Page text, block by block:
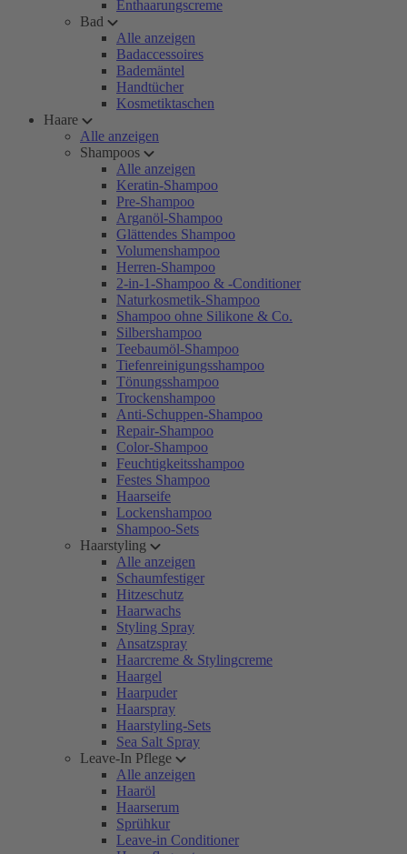
Enthaarungscreme
Bad
Alle anzeigen
Badaccessoires
Bademäntel
Handtücher
Kosmetiktaschen
Haare
Alle anzeigen
Shampoos
Alle anzeigen
Keratin-Shampoo
Pre-Shampoo
Arganöl-Shampoo
Glättendes Shampoo
Volumenshampoo
Herren-Shampoo
2-in-1-Shampoo & -Conditioner
Naturkosmetik-Shampoo
Shampoo ohne Silikone & Co.
Silbershampoo
Teebaumöl-Shampoo
Tiefenreinigungsshampoo
Tönungsshampoo
Trockenshampoo
Anti-Schuppen-Shampoo
Repair-Shampoo
Color-Shampoo
Feuchtigkeitsshampoo
Festes Shampoo
Haarseife
Lockenshampoo
Shampoo-Sets
Haarstyling
Alle anzeigen
Schaumfestiger
Hitzeschutz
Haarwachs
Styling Spray
Ansatzspray
Haarcreme & Stylingcreme
Haargel
Haarpuder
Haarspray
Haarstyling-Sets
Sea Salt Spray
Leave-In Pflege
Alle anzeigen
Haaröl
Haarserum
Sprühkur
Leave-in Conditioner